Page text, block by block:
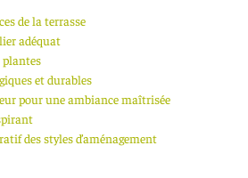
de la terrasse
adéquat
plantes
et durables
pour une ambiance maîtrisée
des styles d’aménagement